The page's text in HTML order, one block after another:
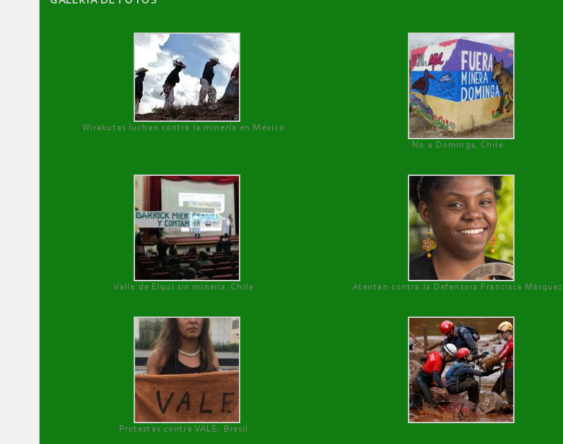
Wirakutas luchan contra la minería en México
No a Dominga, Chile
Valle de Elqui sin minería. Chile Atentan contra la Defensora Francisca Márquez
Protestas contra VALE, Brasil